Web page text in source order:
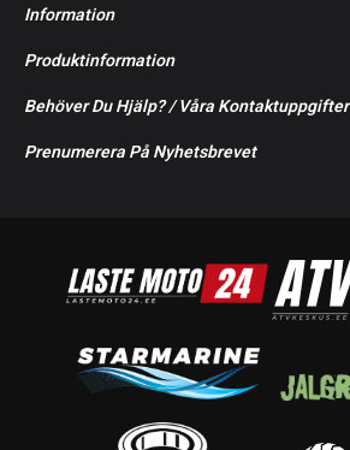
Information
Produktinformation
Behöver Du Hjälp? / Våra Kontaktuppgifter
Prenumerera På Nyhetsbrevet